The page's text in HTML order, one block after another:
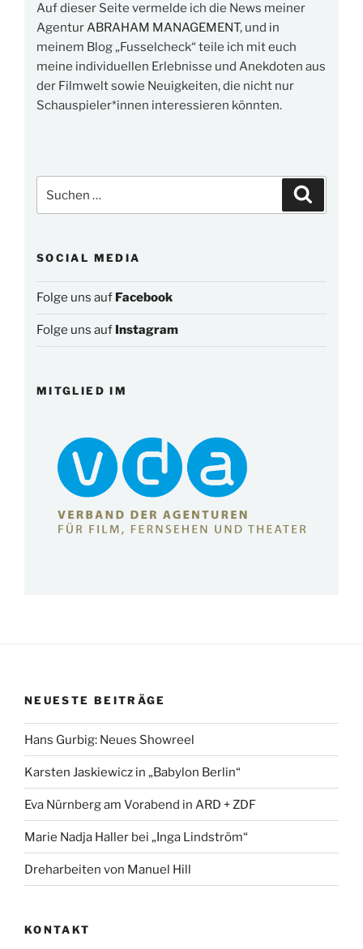
Auf dieser Seite vermelde ich die News meiner
AgenturABRAHAM MANAGEMENT, und in
meinem Blog „Fusselcheck“ teile ich mit euch
meine individuellen Erlebnisse und Anekdoten aus
der Filmwelt sowie Neuigkeiten, die nicht nur
Schauspieler*innen interessieren könnten.
nach:
SOCIAL MEDIA
Folge uns auf Facebook
Folge uns auf Instagram
MITGLIED IM
NEUESTE BEITRÄGE
Hans Gurbig: Neues Showreel
Karsten Jaskiewicz in „Babylon Berlin“
Eva Nürnberg am Vorabend in ARD + ZDF
Marie Nadja Haller bei „Inga Lindström“
Dreharbeiten von Manuel Hill
KONTAKT